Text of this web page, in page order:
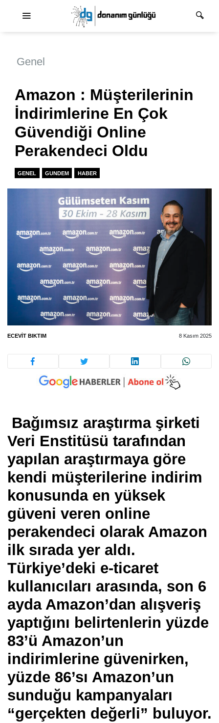
Genel
Amazon : Müşterilerinin
İndirimlerine En Çok
Güvendiği Online
Perakendeci Oldu
GENEL GUNDEM HABER
ECEVIT BIKTIM 8 Kasım 2025
Bağımsız araştırma şirketi
Veri Enstitüsü tarafından
yapılan araştırmaya göre
kendi müşterilerine indirim
konusunda en yüksek
güveni veren online
perakendeci olarak Amazon
ilk sırada yer aldı.
Türkiye’deki e-ticaret
kullanıcıları arasında, son 6
ayda Amazon’dan alışveriş
yaptığını belirtenlerin yüzde
83’ü Amazon’un
indirimlerine güvenirken,
yüzde 86’sı Amazon’un
sunduğu kampanyaları
“gerçekten değerli” buluyor.